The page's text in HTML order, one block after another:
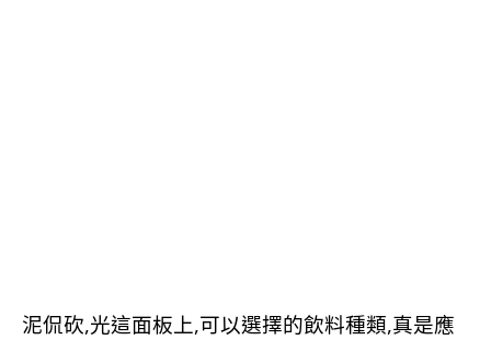
泥侃砍,光這面板上,可以選擇的飲料種類,真是應